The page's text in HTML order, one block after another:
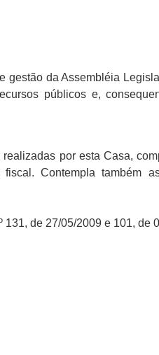
da Assembléia
públicos e,
por esta Casa,
Contempla também
de 27/05/2009 e 101,